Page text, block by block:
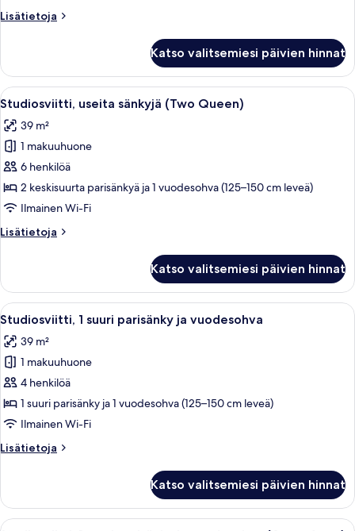
kuvat
Lisätietoja
Lisätietoja
1
suuri
parisänky
Katso valitsemiesi päivien hinnat
Avaa
kaikki
huonetyypin
Studiosviitti,
useita
sänkyjä
(Two
kuvat
Moderni hotellihuone, jossa on suuri
6
Studiosviitti, useita sänkyjä (Two Queen)
39 m²
1 makuuhuone
6 henkilöä
2 keskisuurta parisänkyä ja 1 vuodesohva (125–150 cm leveä)
Ilmainen Wi-Fi
Lisätietoja
Lisätietoja
sänkyjä
(Two
Queen)
Katso valitsemiesi päivien hinnat
Avaa
kaikki
huonetyypin
Studiosviitti,
1
suuri
parisänky
vuodesohva
Moderni hotellihuone, jossa on
6
Studiosviitti, 1 suuri parisänky ja vuodesohva
39 m²
1 makuuhuone
4 henkilöä
1 suuri parisänky ja 1 vuodesohva (125–150 cm leveä)
Ilmainen Wi-Fi
Lisätietoja
Lisätietoja
suuri
parisänky
Katso valitsemiesi päivien hinnat
Avaa
Moderni hotellihuone, jossa on